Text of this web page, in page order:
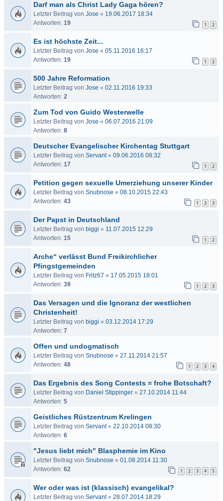
Darf man als Christ Lady Gaga hören?
Letzter Beitrag von Jose « 19.06.2017 18:34
Antworten: 19 1 2
Es ist höchste Zeit...
Letzter Beitrag von Jose « 05.11.2016 16:17
Antworten: 19 1 2
500 Jahre Reformation
Letzter Beitrag von Jose « 02.11.2016 19:33
Antworten: 2
Zum Tod von Guido Westerwelle
Letzter Beitrag von Jose « 06.07.2016 21:09
Antworten: 8
Deutscher Evangelischer Kirchentag Stuttgart
Letzter Beitrag von Servant« 09.06.2016 08:32
Antworten: 17 1 2
Petition gegen sexuelle Umerziehung unserer Kinder
Letzter Beitrag von Snubnose « 08.10.2015 22:43
Antworten: 43 1 2 3
Der Papst in Deutschland
Letzter Beitrag von biggi « 11.07.2015 12:29
Antworten: 15 1 2
Arche“ verlässt Bund Freikirchlicher
Pfingstgemeinden
Letzter Beitrag von Fritz67 « 17.05.2015 18:01
Antworten: 39 1 2 3
Das Versagen und die Ignoranz der westlichen
Christenheit!
Letzter Beitrag von biggi « 03.12.2014 17:29
Antworten: 7
Offen und undogmatisch
Letzter Beitrag von Snubnose « 27.11.2014 21:57
Antworten: 48 1 2 3 4
Das Ergebnis des Song Contests = frohe Botschaft?
Letzter Beitrag von Daniel Stippinger « 27.10.2014 11:44
Antworten: 5
Geistliches Rüstzentrum Krelingen
Letzter Beitrag von Servant« 22.10.2014 08:30
Antworten: 6
"Jesus liebt mich" Blasphemie im Kino
Letzter Beitrag von Snubnose « 01.08.2014 11:30
Antworten: 62 1 2 3 4 5
Wer oder was ist (klassisch) evangelikal?
Letzter Beitrag von Servant« 28.07.2014 18:29